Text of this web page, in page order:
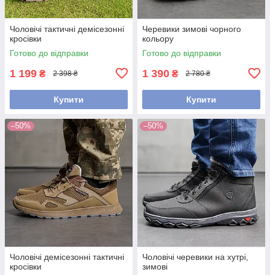
Чоловічі тактичні демісезонні
кросівки
Готово до відправки
1 199 ₴ 2 398 ₴
Купити
Черевики зимові чорного
кольору
Готово до відправки
1 390 ₴ 2 780 ₴
Купити
–50%
Чоловічі демісезонні тактичні
кросівки
–50%
Чоловічі черевики на хутрі,
зимові